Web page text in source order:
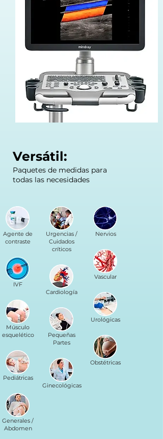
Versátil:
Paquetes de medidas para
todas las necesidades
Agente de
contraste
IVF
Músculo
esquelético
Pediátricas
Generales /
Abdomen
Urgencias /
Cuidados
críticos
Cardiología
Pequeñas
Partes
Ginecológicas
Nervios
Vascular
Urológicas
Obstétricas